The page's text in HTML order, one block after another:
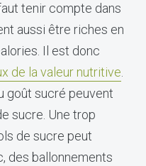
tenir compte dans
aussi être riches en
Il est donc
de la valeur nutritive
goût sucré peuvent
sucre. Une trop
de sucre peut
des ballonnements